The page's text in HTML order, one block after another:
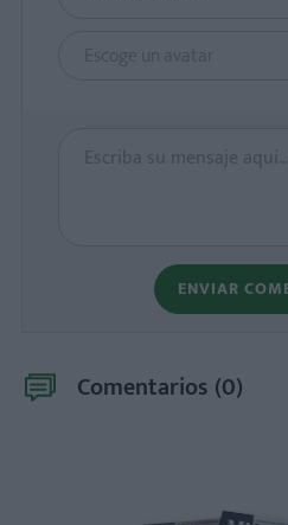
Escoge un avatar
ENVIAR
Comentarios (0)